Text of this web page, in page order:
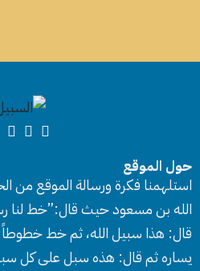
حول الموقع
استلهمنا فكرة ورسالة الموقع من
الله بن مسعود حيث قال:”خط لنا
قال: هذا سبيل الله، ثم خط
يساره ثم قال: هذه سبل على كل